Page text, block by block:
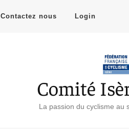
Contactez nous Login
Comité
La passion du cyclisme au